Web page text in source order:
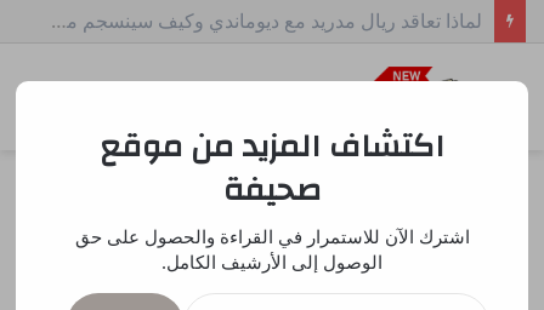
بزشكيان يكشف كواليس موافقة المرشد الأعلى على مذكرة التفاهم
اكتشاف المزيد من موقع
صحيفة
اشترك الآن للاستمرار في القراءة والحصول على حق
الوصول إلى الأرشيف الكامل.
كتابة بريدك الإلكتروني...